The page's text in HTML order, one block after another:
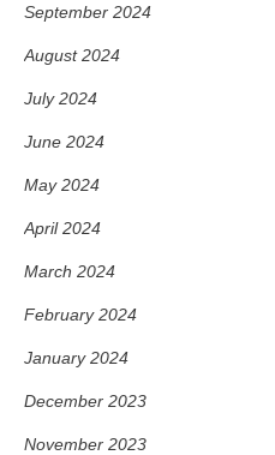
September 2024
August 2024
July 2024
June 2024
May 2024
April 2024
March 2024
February 2024
January 2024
December 2023
November 2023